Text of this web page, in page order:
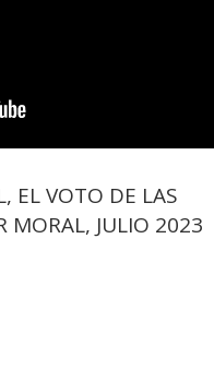
EL VOTO DE LAS
MORAL, JULIO 2023